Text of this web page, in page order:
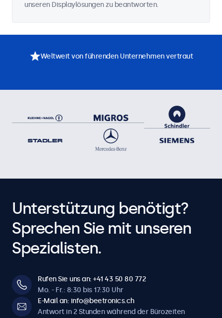
unseren Displaylösungen zu beantworten.
Weltweit von führenden Unternehmen vertraut
Unterstützung benötigt?
Sprechen Sie mit unseren
Spezialisten.
Rufen Sie uns an: +41 43 50 80 772
Mo. - Fr.: 8:30 bis 17:30 Uhr
E-Mail an: info@beetronics.ch
Antwort in 2 Stunden während der Bürozeiten